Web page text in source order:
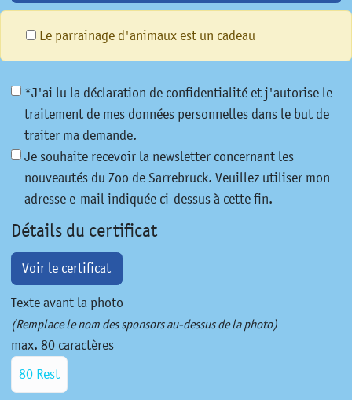
Le parrainage d'animaux est un cadeau
*J'ai lu la déclaration de confidentialité et j'autorise le
traitement de mes données personnelles dans le but de
traiter ma demande.
Je souhaite recevoir la newsletter concernant les
nouveautés du Zoo de Sarrebruck. Veuillez utiliser mon
adresse e-mail indiquée ci-dessus à cette fin.
Détails du certificat
Voir le certificat
Texte avant la photo
(Remplace le nom des sponsors au-dessus de la photo)
max. 80 caractères
80 Rest